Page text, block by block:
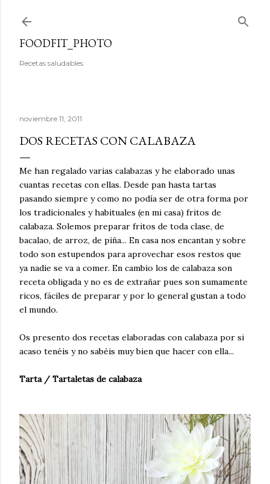
FOODFIT_PHOTO
Recetas saludables
noviembre 11, 2011
DOS RECETAS CON CALABAZA
Me han regalado varias calabazas y he elaborado unas
cuantas recetas con ellas. Desde pan hasta tartas
pasando siempre y como no podía ser de otra forma por
los tradicionales y habituales (en mi casa) fritos de
calabaza. Solemos preparar fritos de toda clase, de
bacalao, de arroz, de piña... En casa nos encantan y sobre
todo son estupendos para aprovechar esos restos que
ya nadie se va a comer. En cambio los de calabaza son
receta obligada y no es de extrañar pues son sumamente
ricos, fáciles de preparar y por lo general gustan a todo
el mundo.
Os presento dos recetas elaboradas con calabaza por si
acaso tenéis y no sabéis muy bien que hacer con ella...
Tarta / Tartaletas de calabaza